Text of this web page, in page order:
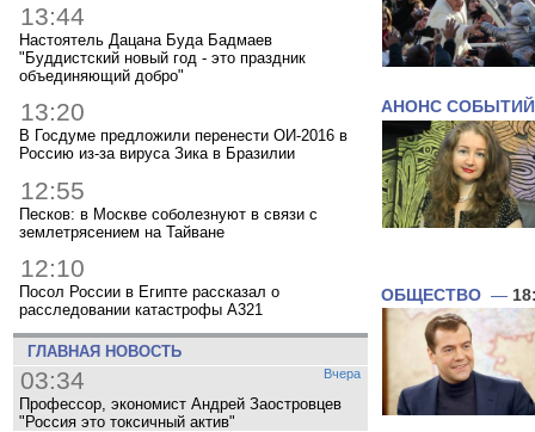
13:44
Настоятель Дацана Буда Бадмаев
"Буддистский новый год - это праздник
объединяющий добро"
13:20
В Госдуме предложили перенести ОИ-2016 в
Россию из-за вируса Зика в Бразилии
12:55
Песков: в Москве соболезнуют в связи с
землетрясением на Тайване
12:10
Посол России в Египте рассказал о
расследовании катастрофы A321
ГЛАВНАЯ НОВОСТЬ
Вчера
03:34
Профессор, экономист Андрей Заостровцев
"Россия это токсичный актив"
АНОНС СОБЫТИЙ
ОБЩЕСТВО —